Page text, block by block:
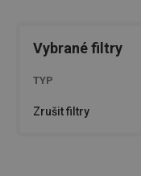
Vybrané filtry
TYP
Zrušit filtry